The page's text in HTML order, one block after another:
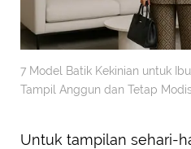
7 Model Batik Kekinian untuk
Tampil Anggun dan Tetap
Untuk tampilan sehari-